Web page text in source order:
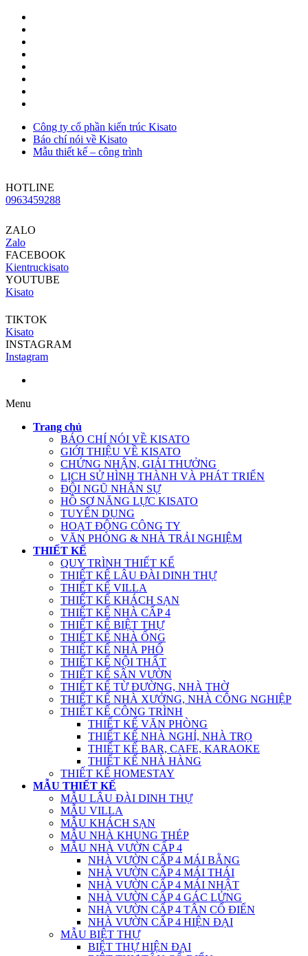
Công ty cổ phần kiến trúc Kisato
Báo chí nói về Kisato
Mẫu thiết kế – công trình
HOTLINE
0963459288
ZALO
Zalo
FACEBOOK
Kientruckisato
YOUTUBE
Kisato
TIKTOK
Kisato
INSTAGRAM
Instagram
Menu
Trang chủ
BÁO CHÍ NÓI VỀ KISATO
GIỚI THIỆU VỀ KISATO
CHỨNG NHẬN, GIẢI THƯỞNG
LỊCH SỬ HÌNH THÀNH VÀ PHÁT TRIỂN
ĐỘI NGŨ NHÂN SỰ
HỒ SƠ NĂNG LỰC KISATO
TUYỂN DỤNG
HOẠT ĐỘNG CÔNG TY
VĂN PHÒNG & NHÀ TRẢI NGHIỆM
THIẾT KẾ
QUY TRÌNH THIẾT KẾ
THIẾT KẾ LÂU ĐÀI DINH THỰ
THIẾT KẾ VILLA
THIẾT KẾ KHÁCH SẠN
THIẾT KẾ NHÀ CẤP 4
THIẾT KẾ BIỆT THỰ
THIẾT KẾ NHÀ ỐNG
THIẾT KẾ NHÀ PHỐ
THIẾT KẾ NỘI THẤT
THIẾT KẾ SÂN VƯỜN
THIẾT KẾ TỪ ĐƯỜNG, NHÀ THỜ
THIẾT KẾ NHÀ XƯỞNG, NHÀ CÔNG NGHIỆP
THIẾT KẾ CÔNG TRÌNH
THIẾT KẾ VĂN PHÒNG
THIẾT KẾ NHÀ NGHỈ, NHÀ TRỌ
THIẾT KẾ BAR, CAFE, KARAOKE
THIẾT KẾ NHÀ HÀNG
THIẾT KẾ HOMESTAY
MẪU THIẾT KẾ
MẪU LÂU ĐÀI DINH THỰ
MẪU VILLA
MẪU KHÁCH SẠN
MẪU NHÀ KHUNG THÉP
MẪU NHÀ VƯỜN CẤP 4
NHÀ VƯỜN CẤP 4 MÁI BẰNG
NHÀ VƯỜN CẤP 4 MÁI THÁI
NHÀ VƯỜN CẤP 4 MÁI NHẬT
NHÀ VƯỜN CẤP 4 GÁC LỬNG
NHÀ VƯỜN CẤP 4 TÂN CỔ ĐIỂN
NHÀ VƯỜN CẤP 4 HIỆN ĐẠI
MẪU BIỆT THỰ
BIỆT THỰ HIỆN ĐẠI